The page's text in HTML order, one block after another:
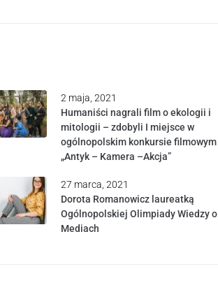
2 maja, 2021
Humaniści nagrali film o ekologii i
mitologii – zdobyli I miejsce w
ogólnopolskim konkursie filmowym
„Antyk – Kamera –Akcja”
27 marca, 2021
Dorota Romanowicz laureatką
Ogólnopolskiej Olimpiady Wiedzy o
Mediach